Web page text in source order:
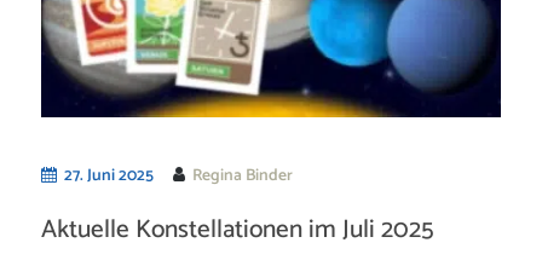
27. Juni 2025 Regina Binder
Aktuelle Konstellationen im Juli 2025